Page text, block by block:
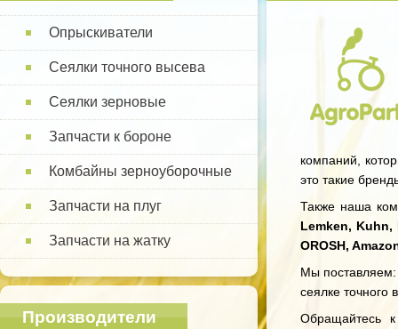
Опрыскиватели
Сеялки точного высева
Сеялки зерновые
Запчасти к бороне
Комбайны зерноуборочные
Запчасти на плуг
Запчасти на жатку
Производители
компаний,
это такие
Также наша
Lemken, Kuhn,
OROSH,
Мы поставляем:
сеялке точного
Обращайтесь